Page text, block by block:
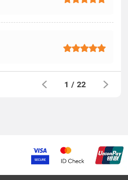
1 / 22